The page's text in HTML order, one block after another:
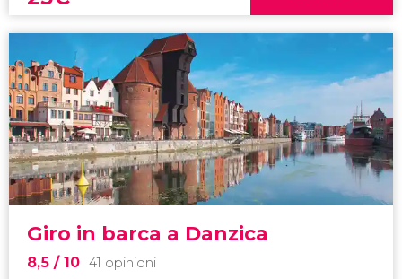
Giro in barca a Danzica
8,5 / 10 41 opinioni